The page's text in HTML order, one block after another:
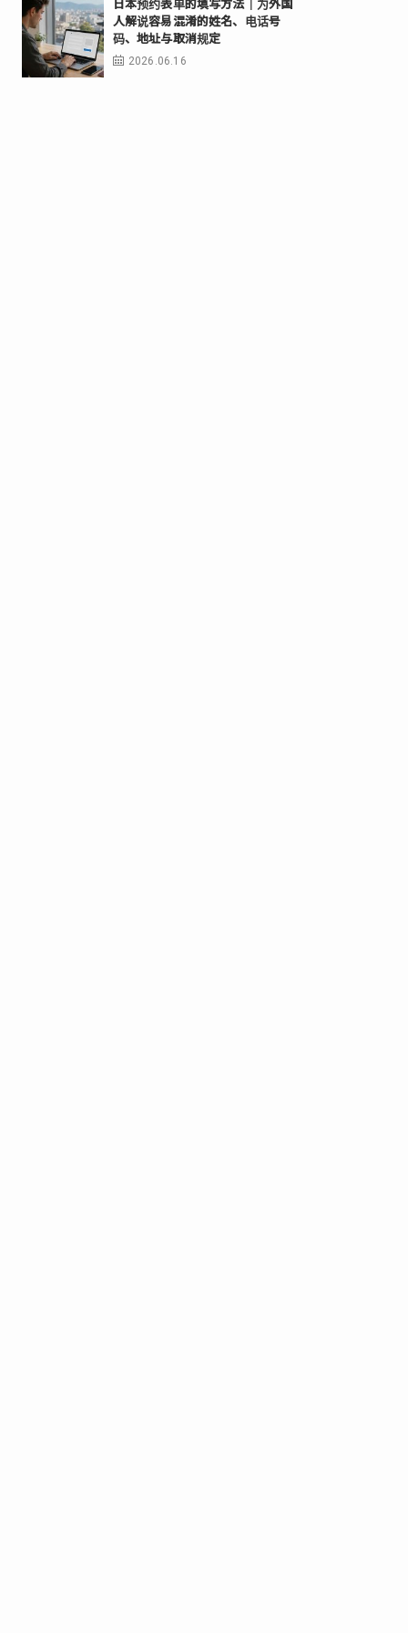
日本预约表单的填写方法｜为外国
人解说容易混淆的姓名、电话号
码、地址与取消规定
2026.06.16